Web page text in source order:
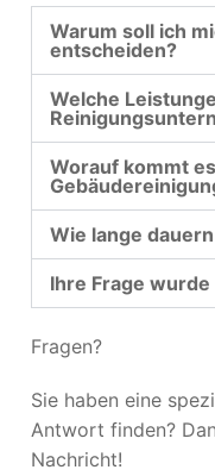
Warum soll ich
entscheiden?
Welche
Worauf kommt
Wie lange
Ihre Frage
Fragen?
Sie haben eine
Antwort finden?
Nachricht!